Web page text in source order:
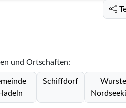
und Ortschaften:
Schiffdorf